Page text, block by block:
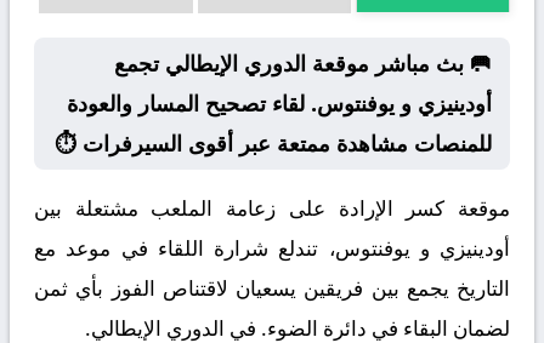
🥅 بث مباشر موقعة الدوري الإيطالي تجمع
أودينيزي و يوفنتوس. لقاء تصحيح المسار والعودة
للمنصات مشاهدة ممتعة عبر أقوى السيرفرات ⏱️
موقعة كسر الإرادة على زعامة الملعب مشتعلة بين
أودينيزي و يوفنتوس، تندلع شرارة اللقاء في موعد مع
التاريخ يجمع بين فريقين يسعيان لاقتناص الفوز بأي ثمن
لضمان البقاء في دائرة الضوء. في الدوري الإيطالي.